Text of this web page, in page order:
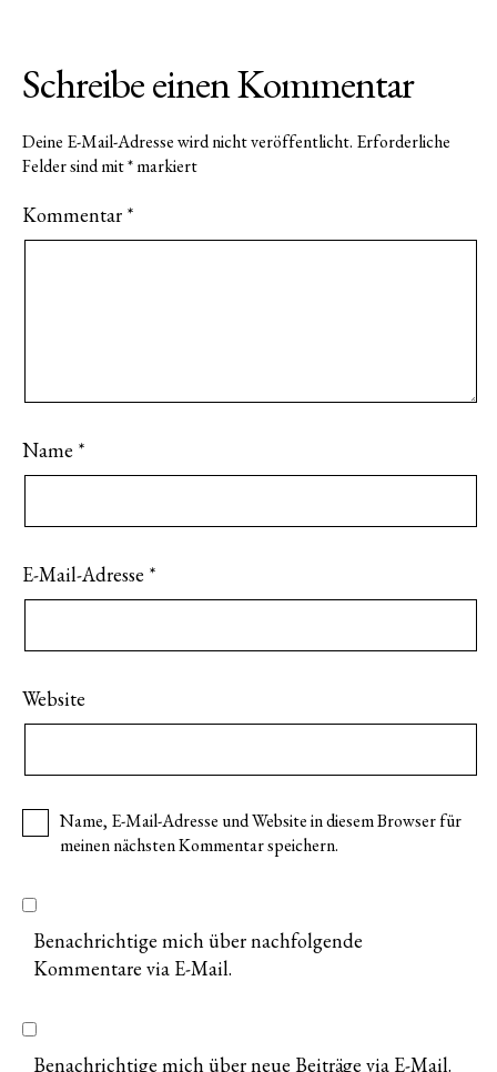
Schreibe einen Kommentar
Deine E-Mail-Adresse wird nicht veröffentlicht. Erforderliche
Felder sind mit*markiert
Kommentar *
Name *
E-Mail-Adresse *
Website
Name, E-Mail-Adresse und Website in diesem Browser für
meinen nächsten Kommentar speichern.
Benachrichtige mich über nachfolgende
Kommentare via E-Mail.
Benachrichtige mich über neue Beiträge via E-Mail.